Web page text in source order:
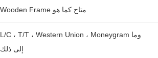
Wooden Frame متاح كما هو
L/C ، T/T ، Western Union ، Moneygram وما
إلى ذلك